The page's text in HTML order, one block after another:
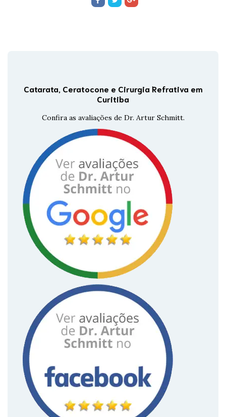
Catarata, Ceratocone e Cirurgia Refrativa em
Curitiba
Confira as avaliações de Dr. Artur Schmitt.